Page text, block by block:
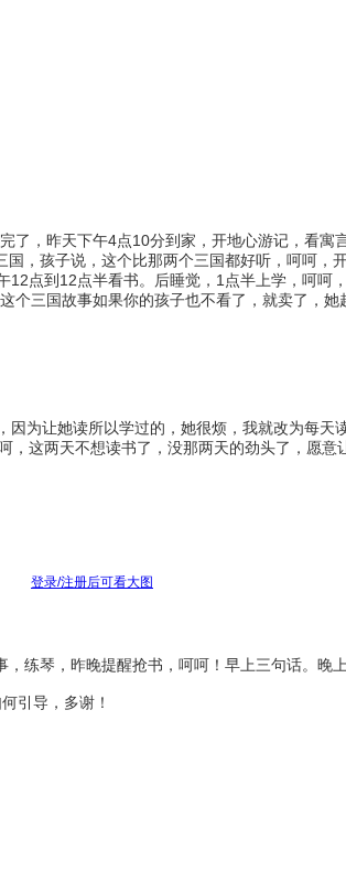
了，昨天下午4点10分到家，开地心游记，看寓
，孩子说，这个比那两个三国都好听，呵呵
点到12点半看书。后睡觉，1点半上学，呵呵
个三国故事如果你的孩子也不看了，就卖了，她
为让她读所以学过的，她很烦，我就改为每
这两天不想读书了，没那两天的劲头了，愿意
登录/注册后可看大图
练琴，昨晚提醒抢书，呵呵！早上三句话。晚
引导，多谢！